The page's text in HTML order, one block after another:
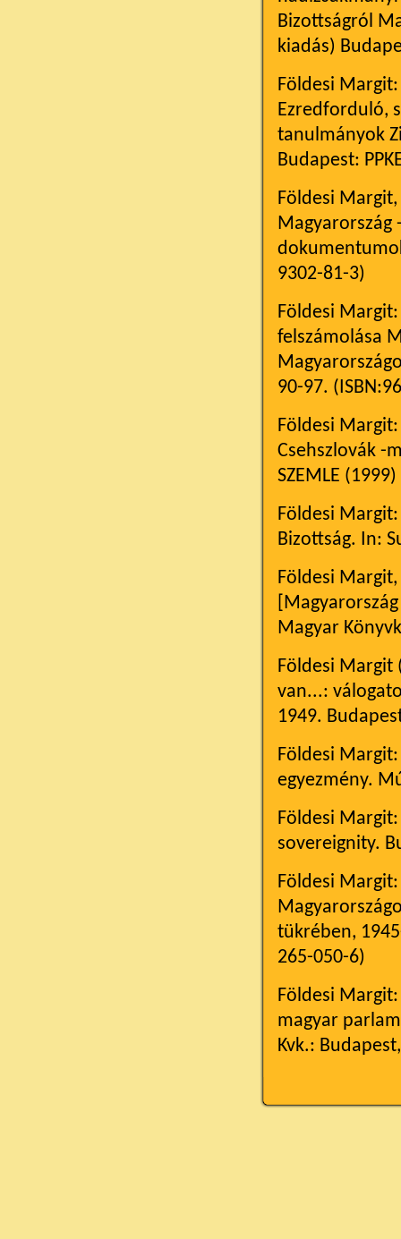
Bizottságról
kiadás)
Földesi
Ezredforduló,
tanulmányok
Budapest:
Földesi Margit,
Magyarország
9302-81-3)
Földesi Margit:
felszámolása
90-97.
Földesi Margit:
Csehszlovák -
SZEMLE (1999)
Földesi Margit:
Bizottság. In:
Földesi
Magyar
Földesi Margit
van...:
1949.
Földesi
egyezmény.
Földesi
sovereignity.
Földesi Margit:
tükrében,
265-050-6)
Földesi
magyar
Kvk.: